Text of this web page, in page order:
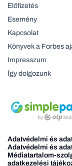
Előfizetés
Esemény
Kapcsolat
Könyvek a Forbes
Impresszum
Így dolgozunk
Adatvédelmi és
Adatvédelmi és
Médiatartalom-
adatkezelési